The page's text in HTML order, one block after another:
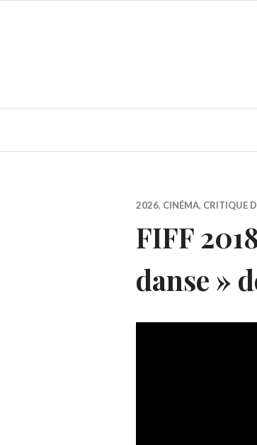
2026, CINÉMA, CRITIQUE
FIFF
danse »